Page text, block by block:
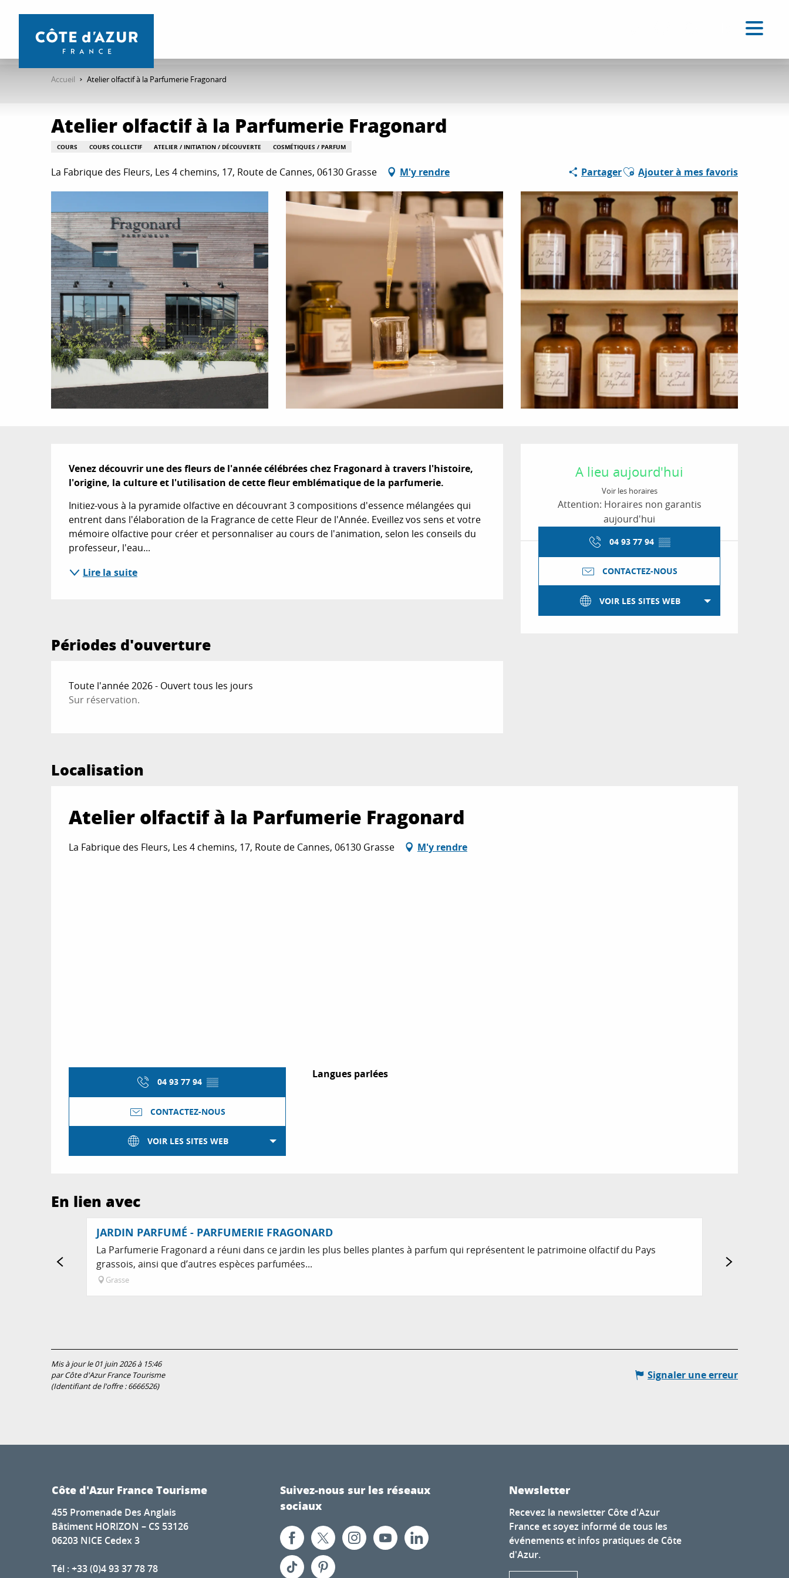
contenu
Accueil Atelier olfactif à la Parfumerie Fragonard
Atelier olfactif à la Parfumerie Fragonard
COURS COURS COLLECTIF ATELIER / INITIATION / DÉCOUVERTE COSMÉTIQUES / PARFUM
La Fabrique des Fleurs, Les 4 chemins, 17, Route de Cannes, 06130 Grasse M'y rendre PartagerAjouter aux favoris
Ajouter à mes favoris
Ouverture et
A lieu aujourd'hui
Voir les horaires
Attention: Horaires non garantis
aujourd'hui
04 93 77 94 ▒▒
CONTACTEZ-NOUS
VOIR LES SITES WEB
Description
Venez découvrir une des fleurs de l'année célébrées chez Fragonard à travers l'histoire,
l'origine, la culture et l'utilisation de cette fleur emblématique de la parfumerie.
Initiez-vous à la pyramide olfactive en découvrant 3 compositions d'essence mélangées qui
entrent dans l'élaboration de la Fragrance de cette Fleur de l'Année. Eveillez vos sens et votre
mémoire olfactive pour créer et personnaliser au cours de l'animation, selon les conseils du
professeur, l'eau...
Lire la suite
Périodes d'ouverture
Toute l'année 2026 - Ouvert tous les jours
Sur réservation.
Localisation
Atelier olfactif à la Parfumerie Fragonard
La Fabrique des Fleurs, Les 4 chemins, 17, Route de Cannes, 06130 Grasse M'y rendre
04 93 77 94 ▒▒
CONTACTEZ-NOUS
VOIR LES SITES WEB
Langues parlées
Langues parlées
En lien avec
JARDIN PARFUMÉ - PARFUMERIE FRAGONARD
La Parfumerie Fragonard a réuni dans ce jardin les plus belles plantes à parfum qui représentent le patrimoine olfactif du Pays
grassois, ainsi que d’autres espèces parfumées...
Grasse
un bâtiment du
Mis à jour le 01 juin 2026 à 15:46
par Côte d'Azur France Tourisme
(Identifiant de l'offre :6666526)
Signaler une erreur
Côte d'Azur France Tourisme
455 Promenade Des Anglais
Bâtiment HORIZON – CS 53126
06203 NICE Cedex 3
Tél : +33 (0)4 93 37 78 78
Suivez-nous sur les réseaux
sociaux
Newsletter
Recevez la newsletter Côte d'Azur
France et soyez informé de tous les
événements et infos pratiques de Côte
d'Azur.